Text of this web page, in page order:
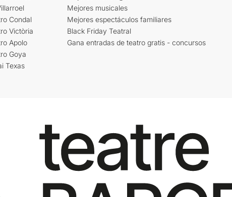
Condal
Victòria
Apolo
Goya
Texas
Mejores musicales
Mejores espectáculos familiares
Black Friday Teatral
Gana entradas de teatro gratis - concursos